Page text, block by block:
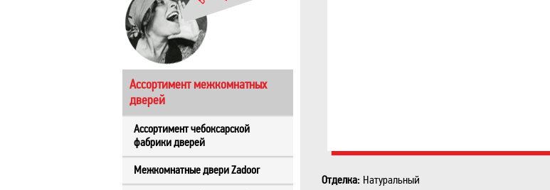
Ассортимент межкомнатных
дверей
Ассортимент чебоксарской
фабрики дверей
Межкомнатные двери Zadoor
Отделка: Натуральный